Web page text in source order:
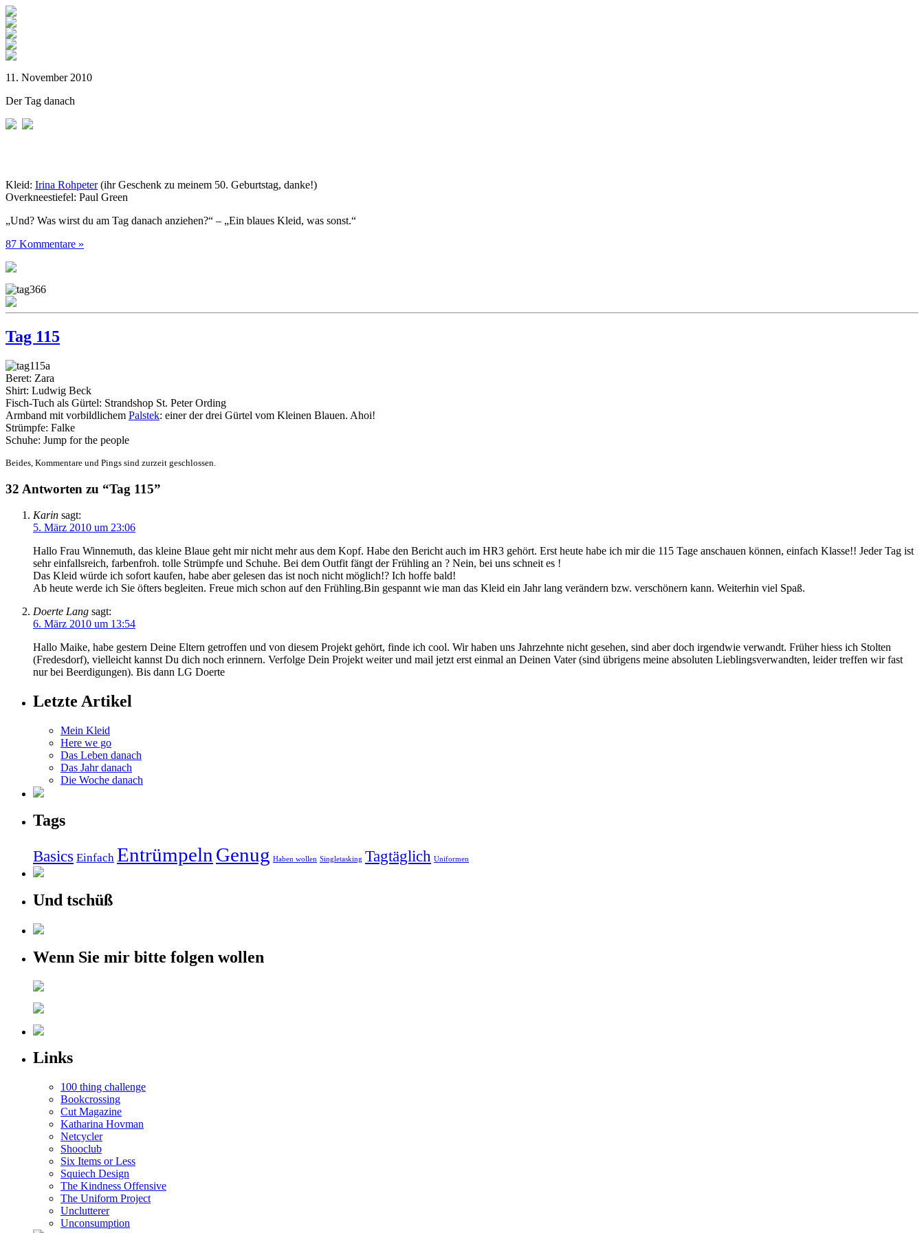
11. November 2010
Der Tag danach
Kleid: Irina Rohpeter(ihr Geschenk zu meinem 50. Geburtstag, danke!)
Overkneestiefel: Paul Green
„Und? Was wirst du am Tag danach anziehen?“ – „Ein blaues Kleid, was sonst.“
87 Kommentare »
Tag 115
Beret: Zara
Shirt: Ludwig Beck
Fisch-Tuch als Gürtel: Strandshop St. Peter Ording
Armband mit vorbildlichem Palstek: einer der drei Gürtel vom Kleinen Blauen. Ahoi!
Strümpfe: Falke
Schuhe: Jump for the people
Beides, Kommentare und Pings sind zurzeit geschlossen.
32 Antworten zu “Tag 115”
Karin sagt:
5. März 2010 um 23:06
Hallo Frau Winnemuth, das kleine Blaue geht mir nicht mehr aus dem Kopf. Habe den Bericht auch im HR3 gehört. Erst heute habe ich mir die 115 Tage anschauen können, einfach Klasse!! Jeder Tag ist
sehr einfallsreich, farbenfroh. tolle Strümpfe und Schuhe. Bei dem Outfit fängt der Frühling an ? Nein, bei uns schneit es !
Das Kleid würde ich sofort kaufen, habe aber gelesen das ist noch nicht möglich!? Ich hoffe bald!
Ab heute werde ich Sie öfters begleiten. Freue mich schon auf den Frühling.Bin gespannt wie man das Kleid ein Jahr lang verändern bzw. verschönern kann. Weiterhin viel Spaß.
Doerte Lang sagt:
6. März 2010 um 13:54
Hallo Maike, habe gestern Deine Eltern getroffen und von diesem Projekt gehört, finde ich cool. Wir haben uns Jahrzehnte nicht gesehen, sind aber doch irgendwie verwandt. Früher hiess ich Stolten
(Fredesdorf), vielleicht kannst Du dich noch erinnern. Verfolge Dein Projekt weiter und mail jetzt erst einmal an Deinen Vater (sind übrigens meine absoluten Lieblingsverwandten, leider treffen wir fast
nur bei Beerdigungen). Bis dann LG Doerte
Letzte Artikel
Mein Kleid
Here we go
Das Leben danach
Das Jahr danach
Die Woche danach
Tags
Basics Einfach Entrümpeln Genug Haben wollen Singletasking Tagtäglich Uniformen
Und tschüß
Wenn Sie mir bitte folgen wollen
Links
100 thing challenge
Bookcrossing
Cut Magazine
Katharina Hovman
Netcycler
Shooclub
Six Items or Less
Squiech Design
The Kindness Offensive
The Uniform Project
Unclutterer
Unconsumption